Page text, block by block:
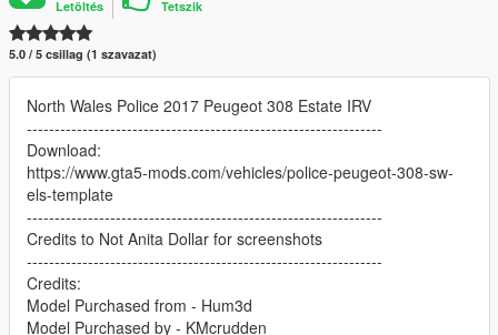
Letöltés Tetszik
5.0 / 5 csillag (1 szavazat)
North Wales Police 2017 Peugeot 308 Estate IRV
----------------------------------------------------------------
Download:
https://www.gta5-mods.com/vehicles/police-peugeot-308-sw-
els-template
----------------------------------------------------------------
Credits to Not Anita Dollar for screenshots
----------------------------------------------------------------
Credits:
Model Purchased from - Hum3d
Model Purchased by - KMcrudden